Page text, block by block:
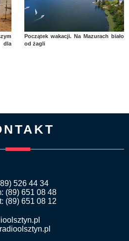
dla
Początek wakacji. Na Mazurach biało
od żagli
526 44 34
(89) 651 08 48
(89) 651 08 12